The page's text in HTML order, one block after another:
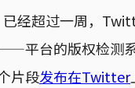
超过一周，
平台的版权检测
片段发布在Twitter